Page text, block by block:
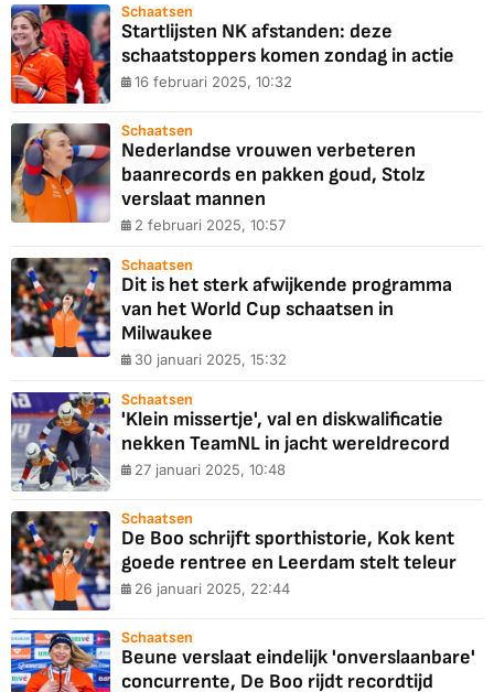
Schaatsen
Startlijsten NK afstanden: deze
schaatstoppers komen zondag in actie
16 februari 2025, 10:32
Schaatsen
Nederlandse vrouwen verbeteren
baanrecords en pakken goud, Stolz
verslaat mannen
2 februari 2025, 10:57
Schaatsen
Dit is het sterk afwijkende programma
van het World Cup schaatsen in
Milwaukee
30 januari 2025, 15:32
Schaatsen
'Klein missertje', val en diskwalificatie
nekken TeamNL in jacht wereldrecord
27 januari 2025, 10:48
Schaatsen
De Boo schrijft sporthistorie, Kok kent
goede rentree en Leerdam stelt teleur
26 januari 2025, 22:44
Schaatsen
Beune verslaat eindelijk 'onverslaanbare'
concurrente, De Boo rijdt recordtijd